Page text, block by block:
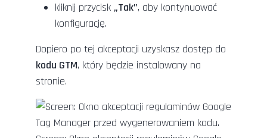
kliknij przycisk „Tak”, aby kontynuować
konfigurację.
Dopiero po tej akceptacji uzyskasz dostęp do
kodu GTM, który będzie instalowany na
stronie.